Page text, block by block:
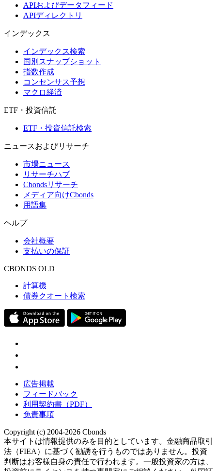
APIおよびデータフィード
APIディレクトリ
インデックス
インデックス検索
国別スナップショット
指数作成
コンセンサス予想
マクロ経済
ETF・投資信託
ETF・投資信託検索
ニュースおよびリサーチ
市場ニュース
リサーチハブ
Cbondsリサーチ
メディア向けCbonds
用語集
ヘルプ
会社概要
支払いの保証
CBONDS OLD
計算機
債券クオート検索
広告掲載
フィードバック
利用契約書（PDF）
免責事項
Copyright (c) 2004-2026 Cbonds
本サイトは情報提供のみを目的としています。金融商品取引
法（FIEA）に基づく勧誘を行うものではありません。投資
判断はお客様自身の責任で行われます。一般投資家の方は、